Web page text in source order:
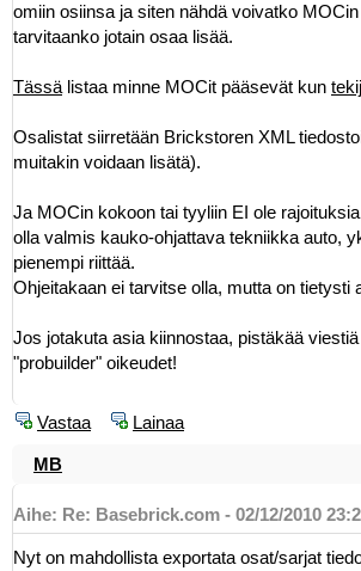
omiin osiinsa ja siten nähdä voivatko
tarvitaanko jotain osaa lisää.
Tässä listaa minne MOCit pääsevät kun
Osalistat siirretään Brickstoren XML
muitakin voidaan lisätä).
Ja MOCin kokoon tai tyyliin EI ole
olla valmis kauko-ohjattava tekniikka auto,
pienempi riittää.
Ohjeitakaan ei tarvitse olla, mutta on tietysti
Jos jotakuta asia kiinnostaa, pistäkää
"probuilder" oikeudet!
Vastaa Lainaa
MB
Aihe: Re: Basebrick.com - 02/12/2010
Nyt on mahdollista exportata osat/sarjat